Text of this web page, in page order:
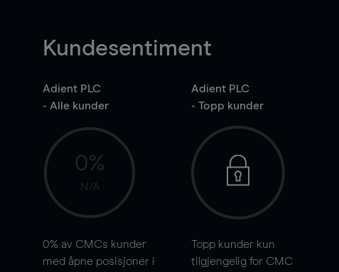
Kundesentiment
Adient PLC
- Alle kunder
0%
N/A
0% av CMCs kunder
med åpne posisjoner i
Adient PLC
- Topp kunder
Topp kunder kun
tilgjengelig for CMC